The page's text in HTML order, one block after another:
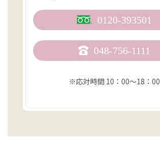
0120-393501
048-756-1111
※応対時間 10：00〜18：00